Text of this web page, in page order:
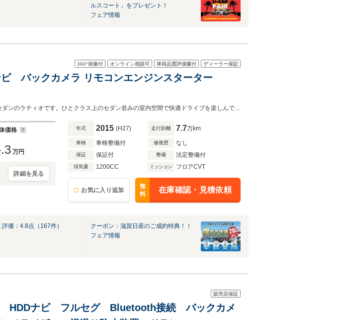
ルスコート」をプレゼント！
フェア情報
360°画像付 オンライン相談可 車両品質評価書付 ディーラー保証
ビ バックカメラ リモコンエンジンスターター
今では希少な５ナンバーコンパクトセダンのラティオです。ひとクラス上のセダン並みの室内空間で快適ドライブを楽しんでいただけます。
価格
.3 万円
詳細を見る
年式 2015 (H27) 走行距離 7.7万km
車検 車検整備付 修復歴 なし
保証 保証付 整備 法定整備付
排気量 1200CC ミッション フロアCVT
お気に入り追加
無
料
在庫確認・見積依頼
価： 4.8点（ 167件）
クーポン：滋賀日産のご成約特典！！
フェア情報
販売店保証
HDDナビ フルセグ Bluetooth接続 バックカメ